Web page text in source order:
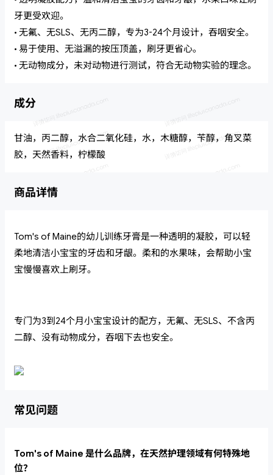
牙更受欢迎。
• 无氟、无SLS、无丙二醇，专为3-24个月设计，吞咽安全。
• 易于使用、无溢漏的按压顶盖，刷牙更省心。
• 无动物成分，未对动物进行测试，符合无动物实验的理念。
成分
甘油，丙二醇，水合二氧化硅，水，木糖醇，苄醇，角叉菜
胶，天然香料，柠檬酸
商品详情
Tom's of Maine的幼儿训练牙膏是一种透明的凝胶，可以轻
柔地清洁小宝宝的牙齿和牙龈。柔和的水果味，会帮助小宝
宝慢慢喜欢上刷牙。
专门为3到24个月小宝宝设计的配方，无氟、无SLS、不含丙
二醇、没有动物成分，吞咽下去也安全。
常见问题
Tom's of Maine 是什么品牌，在天然护理领域有何特殊地
位？